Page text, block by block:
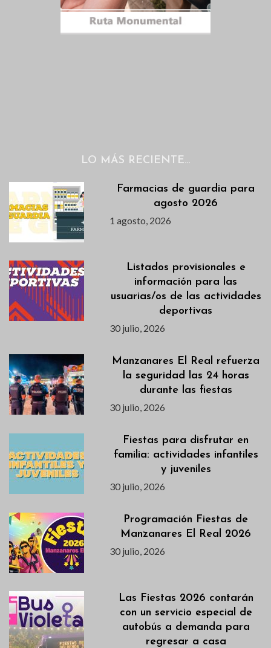
LO MÁS RECIENTE…
Farmacias de guardia para
agosto 2026
1 agosto, 2026
Listados provisionales e
información para las
usuarias/os de las actividades
deportivas
30 julio, 2026
Manzanares El Real refuerza
la seguridad las 24 horas
durante las fiestas
30 julio, 2026
Fiestas para disfrutar en
familia: actividades infantiles
y juveniles
30 julio, 2026
Programación Fiestas de
Manzanares El Real 2026
30 julio, 2026
Las Fiestas 2026 contarán
con un servicio especial de
autobús a demanda para
regresar a casa